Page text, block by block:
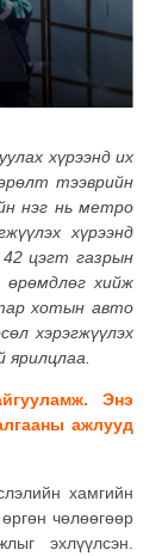
хүрээнд их
тээврийн
нэг нь метро
хүрээнд
цэгт газрын
хийж
хотын авто
хэрэгжүүлэх
Энэ
ажлууд
хамгийн
чөлөөгөөр
эхлүүлсэн.